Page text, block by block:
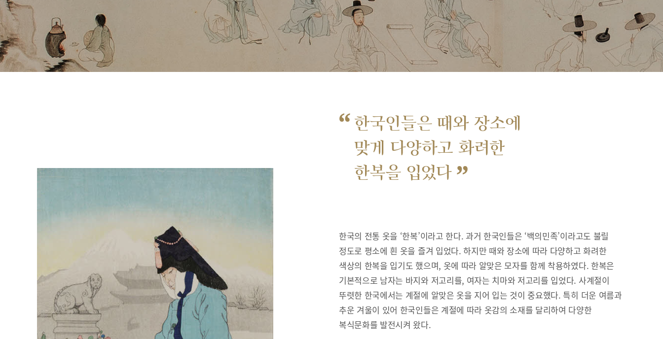
“ 한국인들은 때와 장소에
맞게 다양하고 화려한
한복을 입었다 ”
한국의 전통 옷을 ‘한복’이라고 한다. 과거 한국인들은 ‘백의민족’이라고도 불릴
정도로 평소에 흰 옷을 즐겨 입었다. 하지만 때와 장소에 따라 다양하고 화려한
색상의 한복을 입기도 했으며, 옷에 따라 알맞은 모자를 함께 착용하였다. 한복은
기본적으로 남자는 바지와 저고리를, 여자는 치마와 저고리를 입었다. 사계절이
뚜렷한 한국에서는 계절에 알맞은 옷을 지어 입는 것이 중요했다. 특히 더운 여름과
추운 겨울이 있어 한국인들은 계절에 따라 옷감의 소재를 달리하여 다양한
복식문화를 발전시켜 왔다.